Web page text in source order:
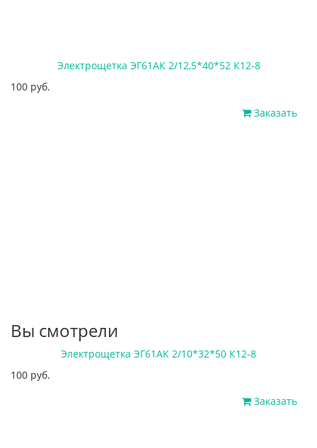
Электрощетка ЭГ61АК 2/12,5*40*52 К12-8
100 руб.
Заказать
Вы смотрели
Электрощетка ЭГ61АК 2/10*32*50 К12-8
100 руб.
Заказать